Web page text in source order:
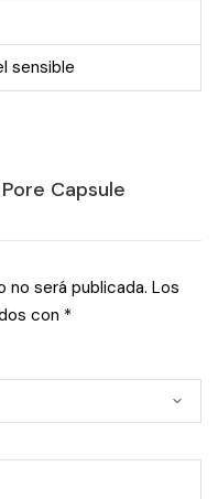
sensible
Capsule
será publicada. Los
con *